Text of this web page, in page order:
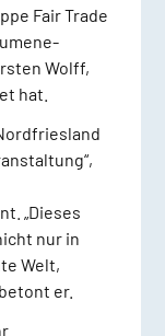
Fair Trade
Wolff,
hat.
„Dieses
nur in
Welt,
er.